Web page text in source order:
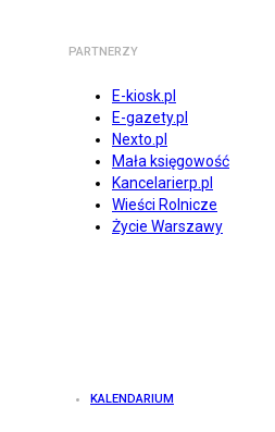
PARTNERZY
E-kiosk.pl
E-gazety.pl
Nexto.pl
Mała księgowość
Kancelarierp.pl
Wieści Rolnicze
Życie Warszawy
KALENDARIUM